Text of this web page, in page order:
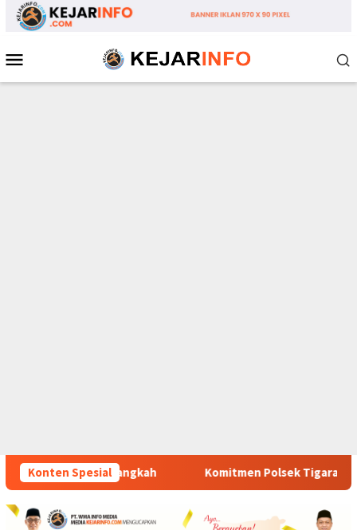
Loncat
Mobile
Konten Spesial
Polsek Tigaraksa Tindak Tegas Peredaran Obat Ilegal,